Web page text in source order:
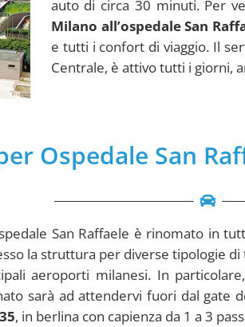
auto di circa 30 minuti. Per
Milano all’ospedale San
e tutti i confort di viaggio. Il
Centrale, è attivo tutti i giorni,
Ospedale San
San Raffaele è rinomato in
la struttura per diverse tipologie
aeroporti milanesi. In
sarà ad attendervi fuori dal
, in berlina con capienza da 1 a 3